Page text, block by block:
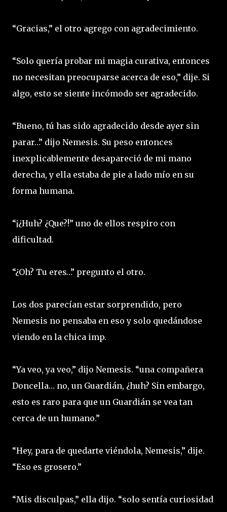
“Gracias,” el otro agrego con agradecimiento.
“Solo quería probar mi magia curativa, entonces
no necesitan preocuparse acerca de eso,” dije. Si
algo, esto se siente incómodo ser agradecido.
“Bueno, tú has sido agradecido desde ayer sin
parar…” dijo Nemesis. Su peso entonces
inexplicablemente desapareció de mi mano
derecha, y ella estaba de pie a lado mío en su
forma humana.
“¡¿Huh? ¿Que?!” uno de ellos respiro con
dificultad.
“¿Oh? Tu eres…” pregunto el otro.
Los dos parecían estar sorprendido, pero
Nemesis no pensaba en eso y solo quedándose
viendo en la chica imp.
“Ya veo, ya veo,” dijo Nemesis. “una compañera
Doncella… no, un Guardián, ¿huh? Sin embargo,
esto es raro para que un Guardián se vea tan
cerca de un humano.”
“Hey, para de quedarte viéndola, Nemesis,” dije.
“Eso es grosero.”
“Mis disculpas,” ella dijo. “solo sentía curiosidad